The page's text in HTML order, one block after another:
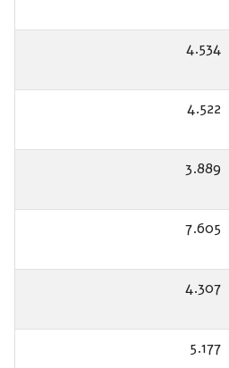
4.534
4.522
3.889
7.605
4.307
5.177